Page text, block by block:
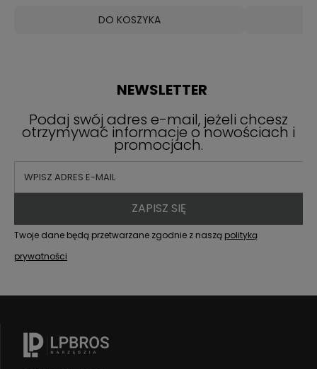
DO KOSZYKA
NEWSLETTER
Podaj swój adres e-mail, jeżeli chcesz
otrzymywać informacje o nowościach i
promocjach.
ZAPISZ SIĘ
Twoje dane będą przetwarzane zgodnie z naszą polityką
prywatności